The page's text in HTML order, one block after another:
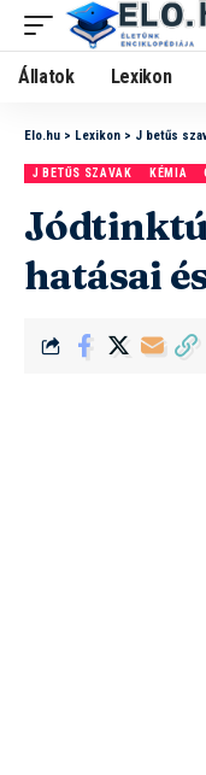
Állatok Lexikon
Elo.hu > Lexikon > J betűs
J BETŰS SZAVAK KÉMIA
hatásai